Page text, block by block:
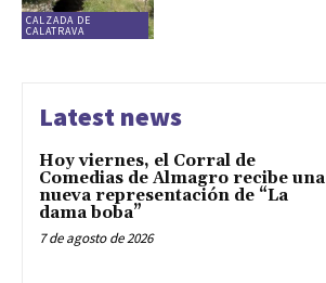
CALZADA DE
CALATRAVA
Latest news
Hoy viernes, el Corral de
Comedias de Almagro recibe una
nueva representación de “La
dama boba”
7 de agosto de 2026